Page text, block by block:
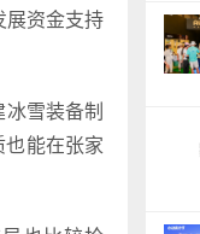
资金支持
雪装备制
能在张家